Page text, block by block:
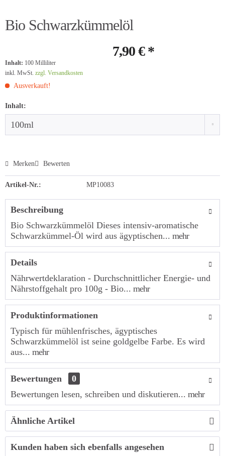
Bio Schwarzkümmelöl
7,90 € *
Inhalt: 100 Milliliter
inkl. MwSt. zzgl. Versandkosten
Ausverkauft!
Inhalt:
Merken Bewerten
Artikel-Nr.: MP10083
Beschreibung
Bio Schwarzkümmelöl Dieses intensiv-aromatische
Schwarzkümmel-Öl wird aus ägyptischen... mehr
Details
Nährwertdeklaration - Durchschnittlicher Energie- und
Nährstoffgehalt pro 100g - Bio... mehr
Produktinformationen
Typisch für mühlenfrisches, ägyptisches
Schwarzkümmelöl ist seine goldgelbe Farbe. Es wird
aus... mehr
Bewertungen
0
Bewertungen lesen, schreiben und diskutieren... mehr
Ähnliche Artikel
Kunden haben sich ebenfalls angesehen